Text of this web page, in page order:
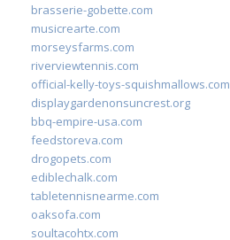
brasserie-gobette.com
musicrearte.com
morseysfarms.com
riverviewtennis.com
official-kelly-toys-squishmallows.com
displaygardenonsuncrest.org
bbq-empire-usa.com
feedstoreva.com
drogopets.com
ediblechalk.com
tabletennisnearme.com
oaksofa.com
soultacohtx.com